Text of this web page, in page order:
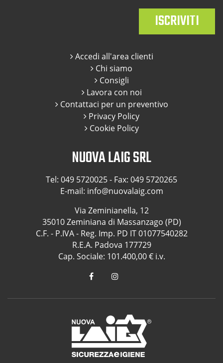
NUOVA LAIG SRL
Tel: 049 5720025- Fax: 049 5720265
E-mail: info@nuovalaig.com
Via Zeminianella, 12
35010 Zeminiana di Massanzago (PD)
C.F. - P.IVA - Reg. Imp. PD IT 01077540282
R.E.A. Padova 177729
Cap. Sociale: 101.400,00 € i.v.
Accedi all'area clienti
Chi siamo
Consigli
Lavora con noi
Contattaci per un preventivo
Privacy Policy
Cookie Policy